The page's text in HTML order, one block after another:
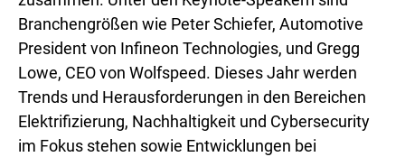
Branchengrößen wie Peter Schiefer, Automotive
President von Infineon Technologies, und Gregg
Lowe, CEO von Wolfspeed. Dieses Jahr werden
Trends und Herausforderungen in den Bereichen
Elektrifizierung, Nachhaltigkeit und Cybersecurity
im Fokus stehen sowie Entwicklungen bei